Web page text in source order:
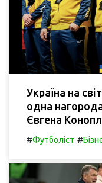
Україна на
одна
Євгена
#Футболіст #